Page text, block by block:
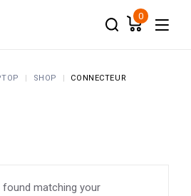
0
SHOP CONNECTEUR
matching your